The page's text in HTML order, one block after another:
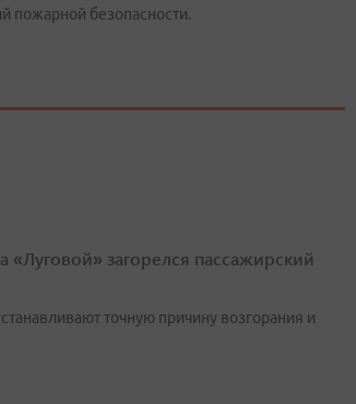
пожарной безопасности.
«Луговой» загорелся пассажирский
точную причину возгорания и